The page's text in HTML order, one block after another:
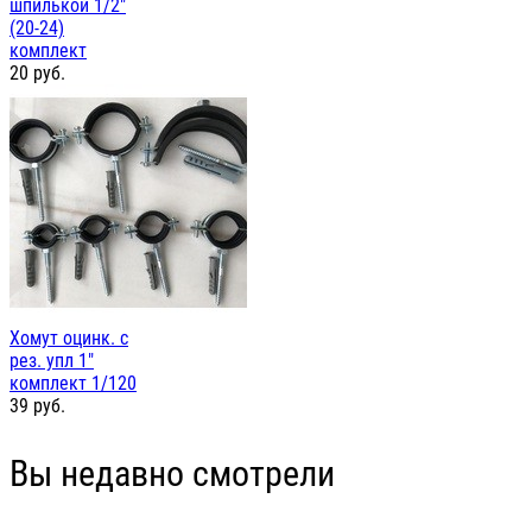
шпилькой 1/2"
(20-24)
комплект
20 руб.
Хомут оцинк. с
рез. упл 1"
комплект 1/120
39 руб.
Вы недавно смотрели